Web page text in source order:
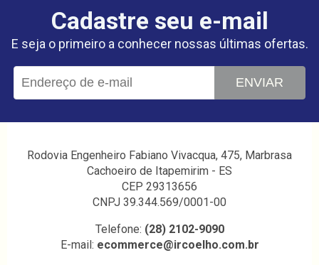
Cadastre seu e-mail
E seja o primeiro a conhecer nossas últimas ofertas.
ENVIAR
Rodovia Engenheiro Fabiano Vivacqua, 475, Marbrasa
Cachoeiro de Itapemirim - ES
CEP 29313656
CNPJ 39.344.569/0001-00
Telefone: (28) 2102-9090
E-mail: ecommerce@ircoelho.com.br